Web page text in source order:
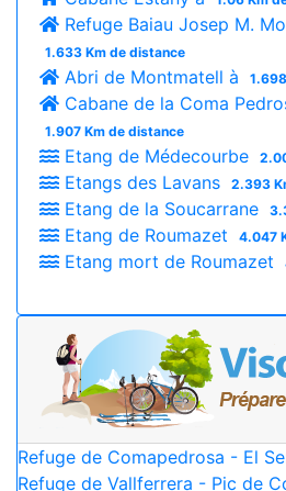
Refuge Baiau Josep M.
1.633 Km de distance
Abri de Montmatell à
Cabane de la Coma
1.907 Km de distance
Etang de Médecourbe
Etangs des Lavans 2.393
Etang de la Soucarrane
Etang de Roumazet 4.047
Etang mort de Roumazet
Refuge de Comapedrosa - El
Refuge de Vallferrera - Pic de